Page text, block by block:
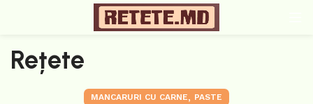
Rețete
MANCARURI CU CARNE, PASTE